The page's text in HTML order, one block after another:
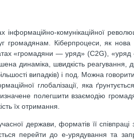
інформаційно-комунікаційної
громадянам. Кіберпроцеси, як
«громадяни — уряд» (C2G),
динаміка, швидкість реагування,
випадків) і под. Можна
глобалізації, яка
полегшити взаємодію
їх отримання.
держави, форматів її
перейти до е-урядування та